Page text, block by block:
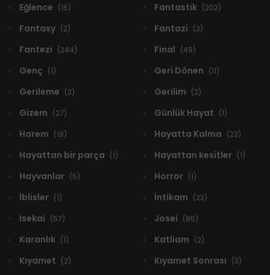
Eğlence (15) Fantastik (202)
Fantasy (2) Fantazi (3)
Fantezi (244) Final (49)
Genç (1) Geri Dönen (11)
Gerileme (2) Gerilim (2)
Gizem (27) Günlük Hayat (1)
Harem (18) Hayatta Kalma (23)
Hayattan bir parça (1) Hayattan kesitler (1)
Hayvanlar (5) Horror (1)
İblisler (1) İntikam (23)
Isekai (57) Josei (85)
Karanlık (1) Katliam (2)
Kıyamet (2) Kıyamet Sonrası (3)